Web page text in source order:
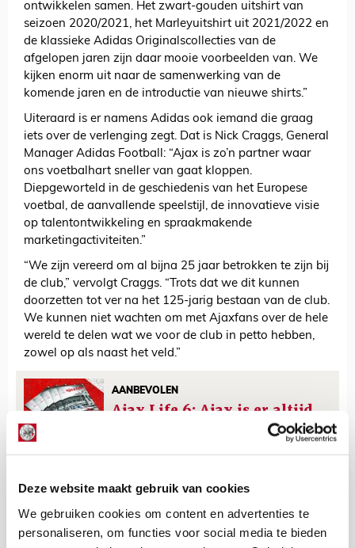
Deze website maakt gebruik van cookies
We gebruiken cookies om content en advertenties te
personaliseren, om functies voor social media te bieden
ontwikkelen samen. Het zwart-gouden uitshirt van
seizoen 2020/2021, het Marleyuitshirt uit 2021/2022 en
de klassieke Adidas Originalscollecties van de
afgelopen jaren zijn daar mooie voorbeelden van. We
kijken enorm uit naar de samenwerking van de
komende jaren en de introductie van nieuwe shirts.”
Uiteraard is er namens Adidas ook iemand die graag
iets over de verlenging zegt. Dat is Nick Craggs, General
Manager Adidas Football: “Ajax is zo’n partner waar
ons voetbalhart sneller van gaat kloppen.
Diepgeworteld in de geschiedenis van het Europese
voetbal, de aanvallende speelstijl, de innovatieve visie
op talentontwikkeling en spraakmakende
marketingactiviteiten.”
“We zijn vereerd om al bijna 25 jaar betrokken te zijn bij
de club,” vervolgt Craggs. “Trots dat we dit kunnen
doorzetten tot ver na het 125-jarig bestaan van de club.
We kunnen niet wachten om met Ajaxfans over de hele
wereld te delen wat we voor de club in petto hebben,
zowel op als naast het veld.”
AANBEVOLEN
Ajax Life 6: Ajax is er altijd
De Redactie
Bekijk alle berichten van De Redactie